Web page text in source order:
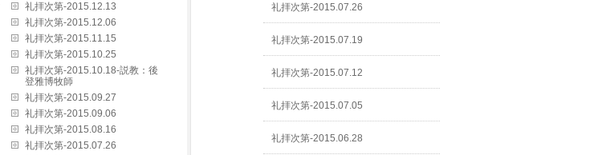
礼拝次第-2015.12.13
礼拝次第-2015.12.06
礼拝次第-2015.11.15
礼拝次第-2015.10.25
礼拝次第-2015.10.18-説教：後
登雅博牧師
礼拝次第-2015.09.27
礼拝次第-2015.09.06
礼拝次第-2015.08.16
礼拝次第-2015.07.26
礼拝次第-2015.07.26
礼拝次第-2015.07.19
礼拝次第-2015.07.12
礼拝次第-2015.07.05
礼拝次第-2015.06.28